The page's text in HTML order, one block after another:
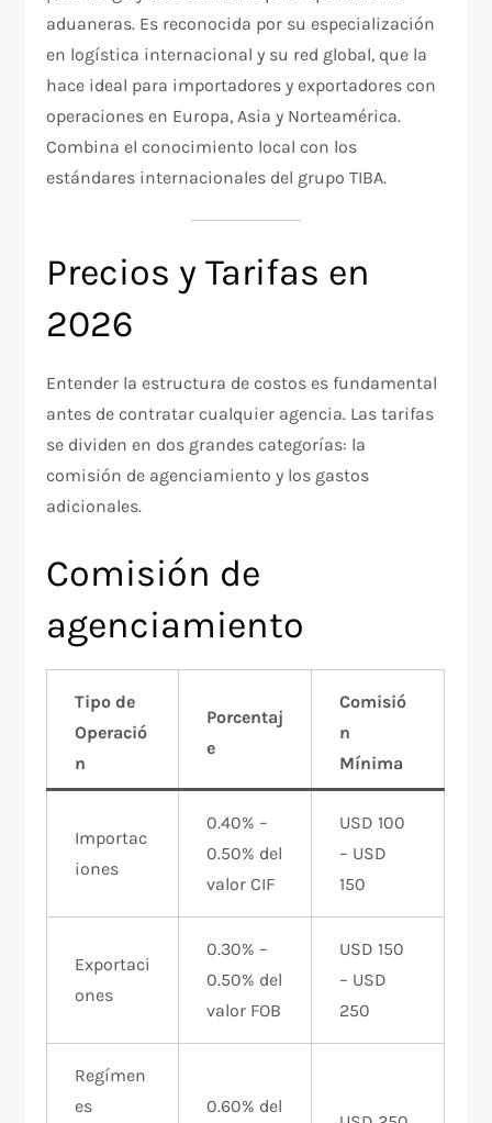
aduaneras. Es reconocida por su especialización
en logística internacional y su red global, que la
hace ideal para importadores y exportadores con
operaciones en Europa, Asia y Norteamérica.
Combina el conocimiento local con los
estándares internacionales del grupo TIBA.
Precios y Tarifas en
2026
Entender la estructura de costos es fundamental
antes de contratar cualquier agencia. Las tarifas
se dividen en dos grandes categorías: la
comisión de agenciamiento y los gastos
adicionales.
Comisión de
agenciamiento
Tipo de
Operació
n
Porcentaj
e
Comisió
n
Mínima
Importac
iones
0.40% –
0.50% del
valor CIF
USD 100
– USD
150
Exportaci
ones
0.30% –
0.50% del
valor FOB
USD 150
– USD
250
Regímen
es
0.60% del